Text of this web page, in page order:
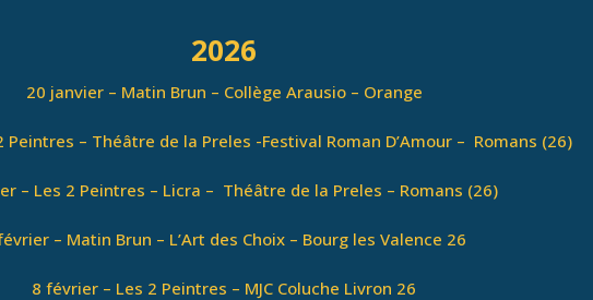
2026
20 janvier – Matin Brun – Collège Arausio – Orange
Peintres – Théâtre de la Preles -Festival Roman D’Amour – Romans (26)
– Les 2 Peintres – Licra – Théâtre de la Preles – Romans (26)
– Matin Brun – L’Art des Choix – Bourg les Valence 26
8 février – Les 2 Peintres – MJC Coluche Livron 26